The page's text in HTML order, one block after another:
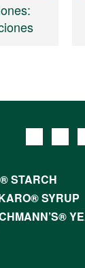
:
STARCH
SYRUP